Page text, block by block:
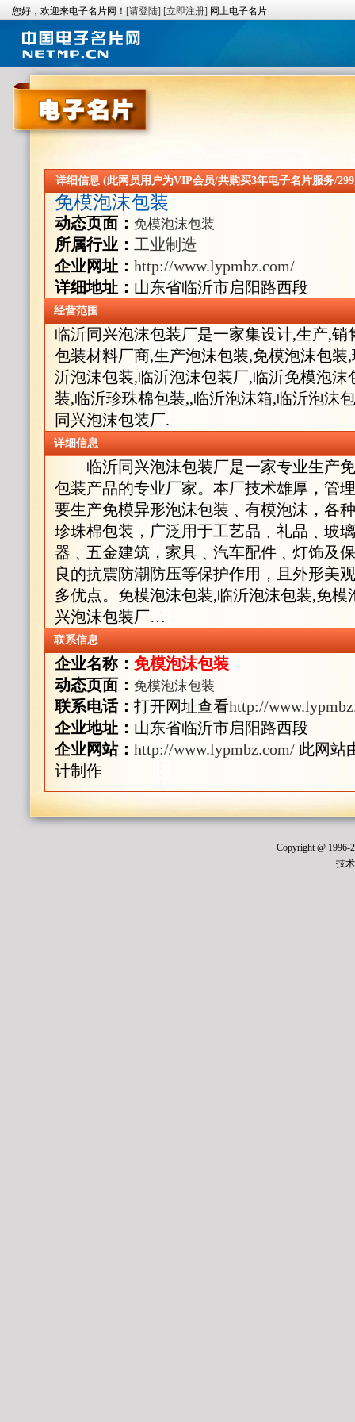
您好，欢迎来电子名片网！ [请登陆] [立即注册] 网上电子名片
详细信息 (此网员用户为VIP会员/共购买3年电子名片服务/
免模泡沫包装
动态页面： 免模泡沫包装
所属行业： 工业制造
企业网址： http://www.lypmbz.com/
详细地址： 山东省临沂市启阳路西段
经营范围
临沂同兴泡沫包装厂是一家集设计,生产,销
包装材料厂商,生产泡沫包装,免模泡沫包装
沂泡沫包装,临沂泡沫包装厂,临沂免模泡沫
装,临沂珍珠棉包装,,临沂泡沫箱,临沂泡沫
同兴泡沫包装厂.
详细信息
临沂同兴泡沫包装厂是一家专业生产免
包装产品的专业厂家。本厂技术雄厚，管
要生产免模异形泡沫包装﹑有模泡沫，各
珍珠棉包装，广泛用于工艺品﹑礼品﹑玻
器﹑五金建筑，家具﹑汽车配件﹑灯饰及
良的抗震防潮防压等保护作用，且外形美
多优点。免模泡沫包装,临沂泡沫包装,免模
兴泡沫包装厂…
联系信息
企业名称： 免模泡沫包装
动态页面： 免模泡沫包装
联系电话： 打开网址查看http://
企业地址： 山东省临沂市启阳路西段
企业网站： http://www.lypmbz.com/ 此网站
计制作
Copyright @ 1996-
技